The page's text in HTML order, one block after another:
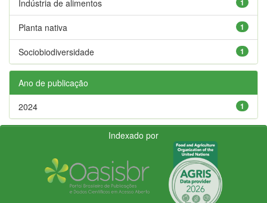
Indústria de alimentos
1
Planta nativa
1
Sociobiodiversidade
Ano de publicação
1
2024
Indexado por